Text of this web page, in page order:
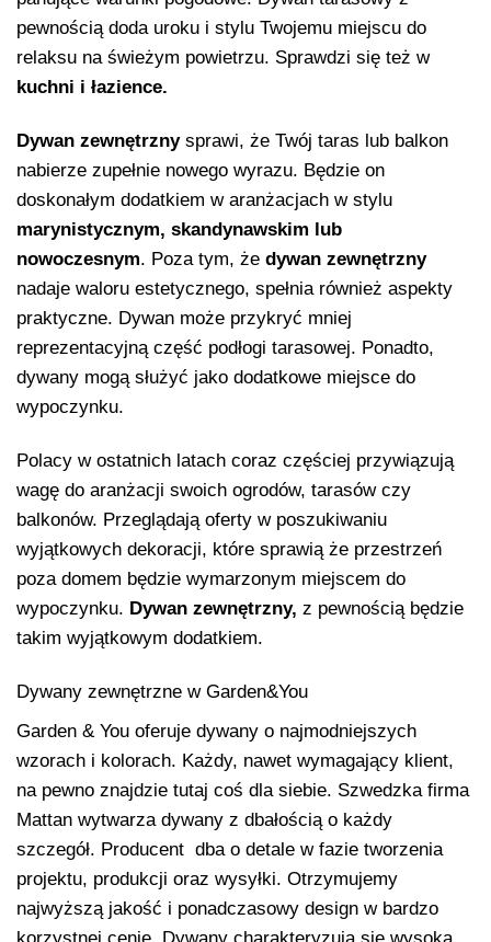
pewnością doda uroku i stylu Twojemu miejscu do
relaksu na świeżym powietrzu. Sprawdzi się też w
kuchni i łazience.
Dywan zewnętrzny sprawi, że Twój taras lub balkon
nabierze zupełnie nowego wyrazu. Będzie on
doskonałym dodatkiem w aranżacjach w stylu
marynistycznym, skandynawskim lub
nowoczesnym. Poza tym, że dywan zewnętrzny
nadaje waloru estetycznego, spełnia również aspekty
praktyczne. Dywan może przykryć mniej
reprezentacyjną część podłogi tarasowej. Ponadto,
dywany mogą służyć jako dodatkowe miejsce do
wypoczynku.
Polacy w ostatnich latach coraz częściej przywiązują
wagę do aranżacji swoich ogrodów, tarasów czy
balkonów. Przeglądają oferty w poszukiwaniu
wyjątkowych dekoracji, które sprawią że przestrzeń
poza domem będzie wymarzonym miejscem do
wypoczynku. Dywan zewnętrzny, z pewnością będzie
takim wyjątkowym dodatkiem.
Dywany zewnętrzne w Garden&You
Garden & You oferuje dywany o najmodniejszych
wzorach i kolorach. Każdy, nawet wymagający klient,
na pewno znajdzie tutaj coś dla siebie. Szwedzka firma
Mattan wytwarza dywany z dbałością o każdy
szczegół. Producent dba o detale w fazie tworzenia
projektu, produkcji oraz wysyłki. Otrzymujemy
najwyższą jakość i ponadczasowy design w bardzo